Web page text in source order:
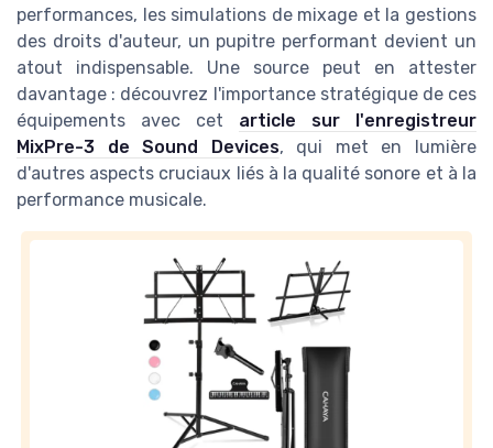
performances, les simulations de mixage et la gestions
des droits d'auteur, un pupitre performant devient un
atout indispensable. Une source peut en attester
davantage : découvrez l'importance stratégique de ces
équipements avec cet article sur l'enregistreur
MixPre-3 de Sound Devices, qui met en lumière
d'autres aspects cruciaux liés à la qualité sonore et à la
performance musicale.